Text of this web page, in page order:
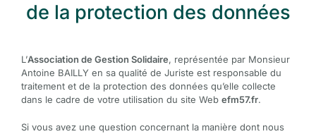
de la protection des données
L’Association de Gestion Solidaire, représentée par Monsieur
Antoine BAILLY en sa qualité de Juriste est responsable du
traitement et de la protection des données qu’elle collecte
dans le cadre de votre utilisation du site Web efm57.fr.
Si vous avez une question concernant la manière dont nous